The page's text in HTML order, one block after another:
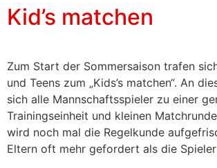
Kid’s matchen
Zum Start der Sommersaison trafen
und Teens zum „Kids’s matchen“. An
sich alle Mannschaftsspieler zu einer
Trainingseinheit und kleinen
wird noch mal die Regelkunde
Eltern oft mehr gefordert als die